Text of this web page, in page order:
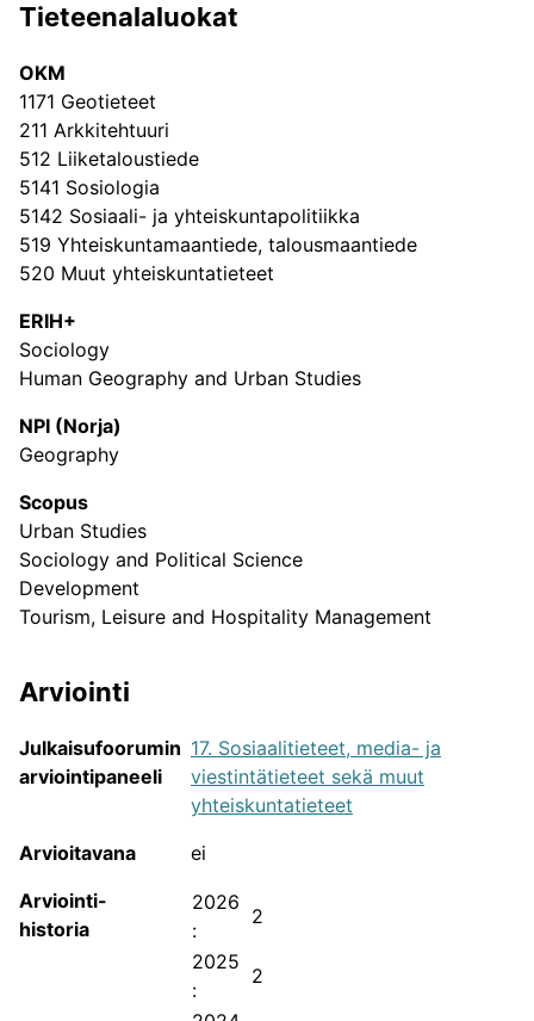
Julkaisukanavat tieteenaloittain
JUFO-portaalin sisältämien tieteellisten
julkaisusarjojen tieteenalajakauma.
Julkaisukanavien avoin saatavuus
JUFO-portaalin sisältämien tieteellisten
julkaisusarjojen avoin saatavuus.
Julkaisukanava on joko välittömästi avoin, sallii
FinElib-etuuden piiriin.
Julkaisukanava ei mahdollista välitöntä
avoimuutta tai avoimuudesta ei ole tietoa.
Tieteenalaluokat
OKM
1171 Geotieteet
211 Arkkitehtuuri
512 Liiketaloustiede
5141 Sosiologia
5142 Sosiaali- ja yhteiskuntapolitiikka
519 Yhteiskuntamaantiede, talousmaantiede
520 Muut yhteiskuntatieteet
ERIH+
Sociology
Human Geography and Urban Studies
NPI (Norja)
Geography
Scopus
Urban Studies
Sociology and Political Science
Development
Tourism, Leisure and Hospitality Management
Arviointi
Julkaisufoorumin
arviointipaneeli
17. Sosiaalitieteet, media- ja
viestintätieteet sekä muut
yhteiskuntatieteet
Arvioitavana
ei
Arviointi-
historia
2026
:
2
2025
:
2